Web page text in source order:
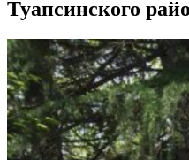
Туапсинского